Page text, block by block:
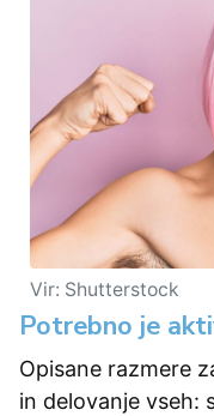
Vir: Shutterstock
Potrebno je
Opisane razmere
in delovanje vseh: